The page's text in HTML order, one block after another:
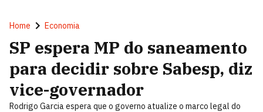
Home Economia
SP espera MP do saneamento
para decidir sobre Sabesp, diz
vice-governador
Rodrigo Garcia espera que o governo atualize o marco legal do